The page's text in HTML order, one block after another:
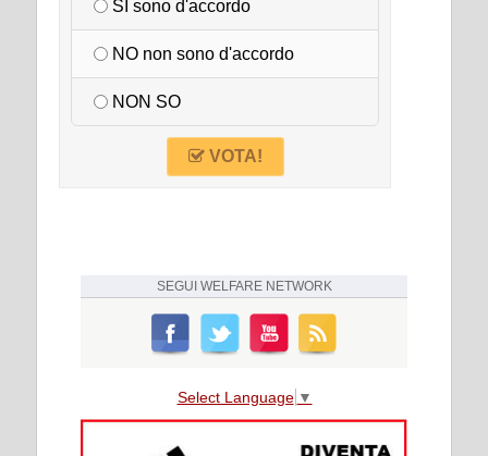
SI sono d'accordo
NO non sono d'accordo
NON SO
VOTA!
SEGUI WELFARE NETWORK
Select Language ▼